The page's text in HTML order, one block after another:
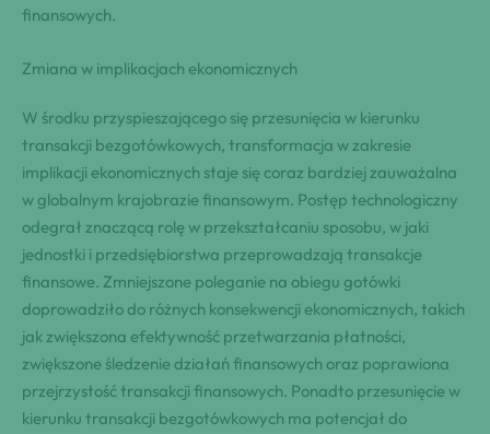
finansowych.
Zmiana w implikacjach ekonomicznych
W środku przyspieszającego się przesunięcia w kierunku
transakcji bezgotówkowych, transformacja w zakresie
implikacji ekonomicznych staje się coraz bardziej zauważalna
w globalnym krajobrazie finansowym. Postęp technologiczny
odegrał znaczącą rolę w przekształcaniu sposobu, w jaki
jednostki i przedsiębiorstwa przeprowadzają transakcje
finansowe. Zmniejszone poleganie na obiegu gotówki
doprowadziło do różnych konsekwencji ekonomicznych, takich
jak zwiększona efektywność przetwarzania płatności,
zwiększone śledzenie działań finansowych oraz poprawiona
przejrzystość transakcji finansowych. Ponadto przesunięcie w
kierunku transakcji bezgotówkowych ma potencjał do